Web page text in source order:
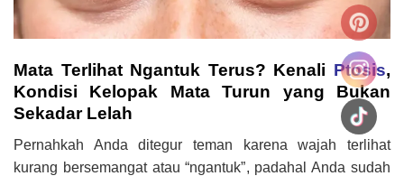
Mata Terlihat Ngantuk Terus? Kenali Ptosis,
Kondisi Kelopak Mata Turun yang Bukan
Sekadar Lelah
Pernahkah Anda ditegur teman karena wajah terlihat
kurang bersemangat atau “ngantuk”, padahal Anda sudah